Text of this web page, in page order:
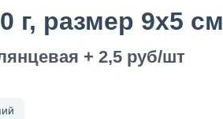
г, размер 9х5 см
+ 2,5 руб/шт